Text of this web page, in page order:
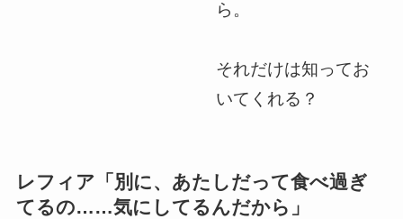
ら。
それだけは知ってお
いてくれる？
レフィア「別に、あたしだって食べ過ぎ
てるの……気にしてるんだから」